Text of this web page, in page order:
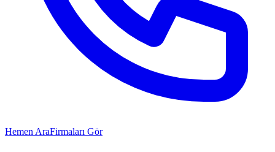
Hemen AraFirmaları Gör